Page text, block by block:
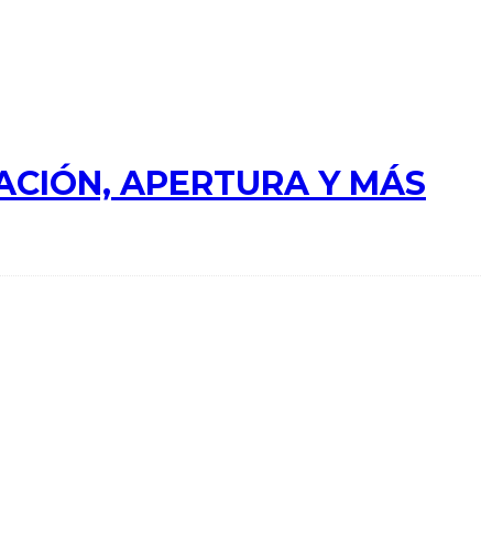
APERTURA Y MÁS